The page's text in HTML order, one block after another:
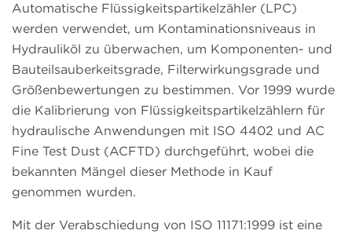
Automatische Flüssigkeitspartikelzähler (LPC)
werden verwendet, um Kontaminationsniveaus in
Hydrauliköl zu überwachen, um Komponenten- und
Bauteilsauberkeitsgrade, Filterwirkungsgrade und
Größenbewertungen zu bestimmen. Vor 1999 wurde
die Kalibrierung von Flüssigkeitspartikelzählern für
hydraulische Anwendungen mit ISO 4402 und AC
Fine Test Dust (ACFTD) durchgeführt, wobei die
bekannten Mängel dieser Methode in Kauf
genommen wurden.
Mit der Verabschiedung von ISO 11171:1999 ist eine